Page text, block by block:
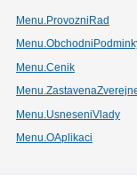
Menu.ProvozniRad
Menu.Cenik
Menu.UsneseniVlady
Menu.OAplikaci